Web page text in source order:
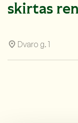
skirtas
Dvaro g. 1